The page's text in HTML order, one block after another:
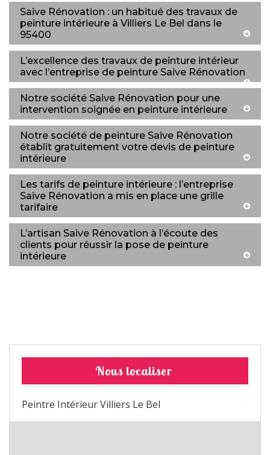
Saive Rénovation : un habitué des travaux de
peinture intérieure à Villiers Le Bel dans le
95400
L’excellence des travaux de peinture intérieur
avec l’entreprise de peinture Saive Rénovation
Notre société Saive Rénovation pour une
intervention soignée en peinture intérieure
Notre société de peinture Saive Rénovation
établit gratuitement votre devis de peinture
intérieure
Les tarifs de peinture intérieure : l’entreprise
Saive Rénovation a mis en place une grille
tarifaire
L’artisan Saive Rénovation à l’écoute des
clients pour réussir la pose de peinture
intérieure
Nous localiser
Peintre Intérieur Villiers Le Bel